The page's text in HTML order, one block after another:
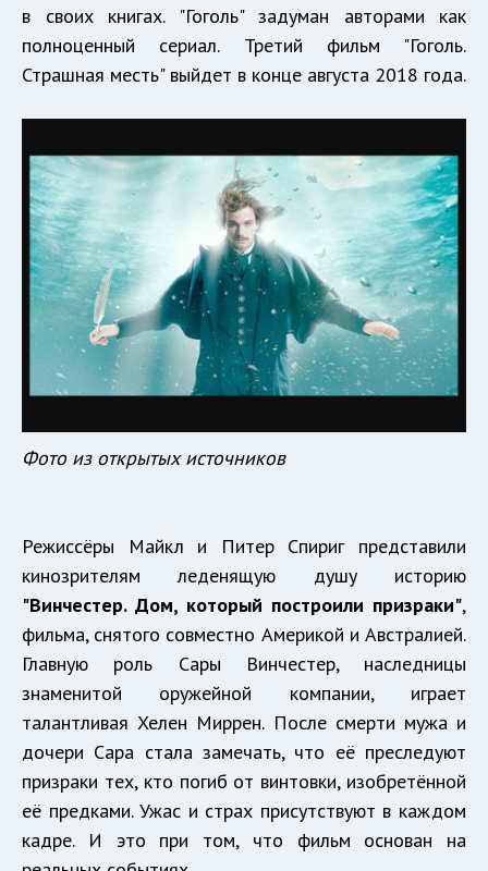
в своих книгах. "Гоголь" задуман авторами как
полноценный сериал. Третий фильм "Гоголь.
Страшная месть" выйдет в конце августа 2018 года.
Фото из открытых источников
Режиссёры Майкл и Питер Спириг представили
кинозрителям леденящую душу историю
"Винчестер. Дом, который построили призраки",
фильма, снятого совместно Америкой и Австралией.
Главную роль Сары Винчестер, наследницы
знаменитой оружейной компании, играет
талантливая Хелен Миррен. После смерти мужа и
дочери Сара стала замечать, что её преследуют
призраки тех, кто погиб от винтовки, изобретённой
её предками. Ужас и страх присутствуют в каждом
кадре. И это при том, что фильм основан на